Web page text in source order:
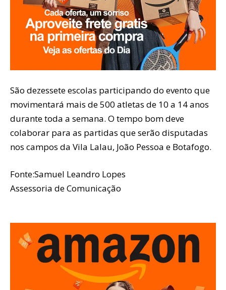
São dezessete escolas participando do evento que
movimentará mais de 500 atletas de 10 a 14 anos
durante toda a semana. O tempo bom deve
colaborar para as partidas que serão disputadas
nos campos da Vila Lalau, João Pessoa e Botafogo.
Fonte:Samuel Leandro Lopes
Assessoria de Comunicação